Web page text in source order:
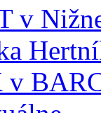
v
v